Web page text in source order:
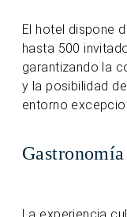
El hotel dispone
hasta 500
garantizando la
y la posibilidad
entorno
Gastronomía